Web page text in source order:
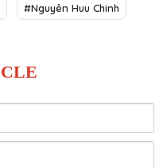
#Nguyên Huu Chinh